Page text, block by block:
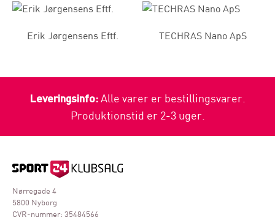
Erik Jørgensens Eftf. TECHRAS Nano ApS
Leveringsinfo:Alle varer er bestillingsvarer.
Produktionstid er 2-3 uger.
Nørregade 4
5800 Nyborg
CVR-nummer: 35484566